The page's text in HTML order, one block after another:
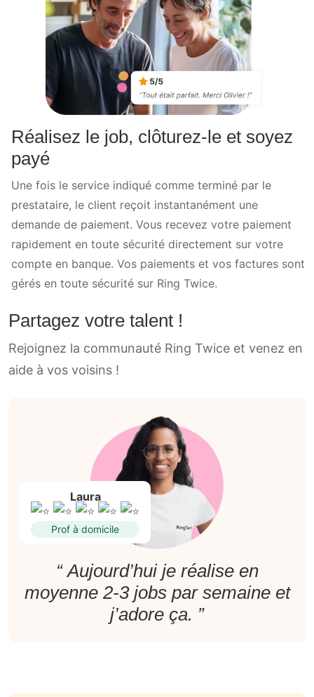
Réalisez le job, clôturez-le et soyez
payé
Une fois le service indiqué comme terminé par le
prestataire, le client reçoit instantanément une
demande de paiement. Vous recevez votre paiement
rapidement en toute sécurité directement sur votre
compte en banque. Vos paiements et vos factures sont
gérés en toute sécurité sur Ring Twice.
Partagez votre talent !
Rejoignez la communauté Ring Twice et venez en
aide à vos voisins !
Laura
Prof à domicile
“ Aujourd’hui je réalise en
moyenne 2-3 jobs par semaine et
j’adore ça. ”